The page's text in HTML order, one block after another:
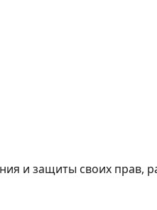
и защиты своих прав,